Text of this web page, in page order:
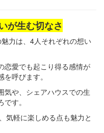
が生む切なさ
力は、4人それぞれの想い
恋愛でも起こり得る感情が
呼びます。
気や、シェアハウスでの生
す。
気軽に楽しめる点も魅力と